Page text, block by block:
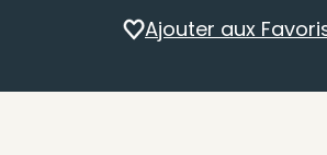
Ajouter aux